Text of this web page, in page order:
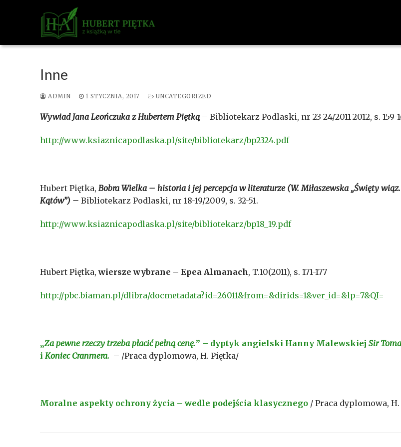
Inne
ADMIN 1 STYCZNIA, 2017 UNCATEGORIZED
Wywiad Jana Leończuka z Hubertem Piętką – Bibliotekarz Podlaski, nr 23-24/2011-2012, s. 159-
http://www.ksiaznicapodlaska.pl/site/bibliotekarz/bp2324.pdf
Hubert Piętka, Bobra Wielka – historia i jej percepcja w literaturze (W. Miłaszewska „Święty
Kątów”) – Bibliotekarz Podlaski, nr 18-19/2009, s. 32-51.
http://www.ksiaznicapodlaska.pl/site/bibliotekarz/bp18_19.pdf
Hubert Piętka,wiersze wybrane – Epea Almanach, T.10(2011), s. 171-177
http://pbc.biaman.pl/dlibra/docmetadata?id=26011&from=&dirids=1&ver_id=&lp=7&QI=
„Za pewne rzeczy trzeba płacić pełną cenę.” – dyptyk angielski Hanny Malewskiej Sir
i Koniec Cranmera. – /Praca dyplomowa, H. Piętka/
Moralne aspekty ochrony życia – wedle podejścia klasycznego / Praca dyplomowa,